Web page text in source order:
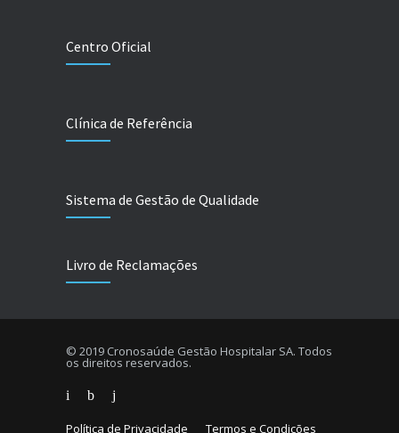
Centro Oficial
Clínica de Referência
Sistema de Gestão de Qualidade
Livro de Reclamações
© 2019 Cronosaúde Gestão Hospitalar SA. Todos
os direitos reservados.
Política de Privacidade Termos e Condições